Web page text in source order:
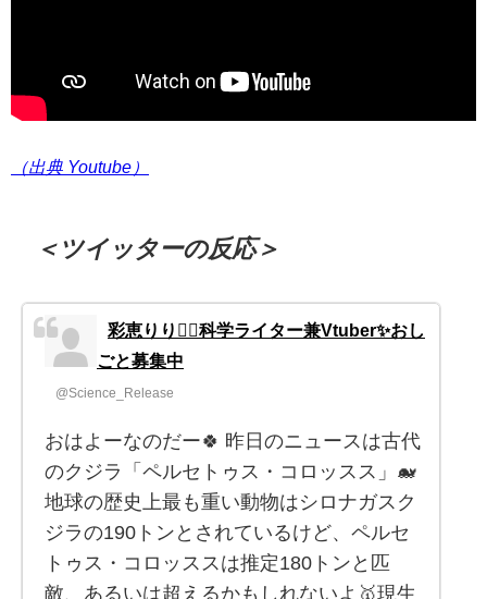
（出典 Youtube）
＜ツイッターの反応＞
彩恵りり🧚‍♀️科学ライター兼Vtuber✨おし
ごと募集中
@Science_Release
おはよーなのだー🍀 昨日のニュースは古代
のクジラ「ペルセトゥス・コロッスス」🐋
地球の歴史上最も重い動物はシロナガスク
ジラの190トンとされているけど、ペルセ
トゥス・コロッススは推定180トンと匹
敵、あるいは超えるかもしれないよ🥇現生